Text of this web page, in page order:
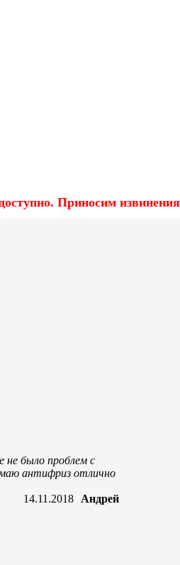
Приносим извинения
не было проблем с
антифриз отлично
14.11.2018
Андрей